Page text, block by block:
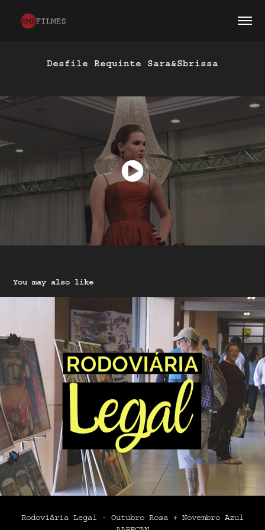
Desfile Requinte Sara&Sbrissa
You may also like
Rodoviária Legal - Outubro Rosa + Novembro Azul